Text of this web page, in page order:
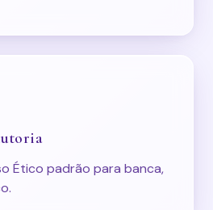
Ético padrão para banca,